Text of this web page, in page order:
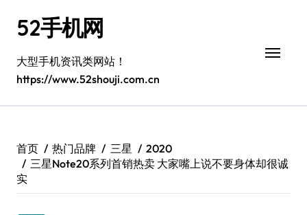
52手机网
大型手机资讯类网站！
https://www.52shouji.com.cn
首页 热门品牌 三星
2020
三星Note20系列首销热卖 大家嘴上说不要身体却很诚
实